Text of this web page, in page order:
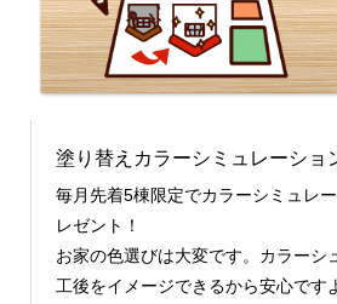
塗り替えカラーシミュレーショ
毎月先着5棟限定でカラーシミュレ
レゼント！
お家の色選びは大変です。カラーシ
工後をイメージできるから安心です